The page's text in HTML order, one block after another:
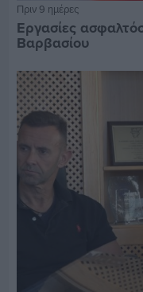
Πριν 9 ημέρες
Εργασίες
Βαρβασίου